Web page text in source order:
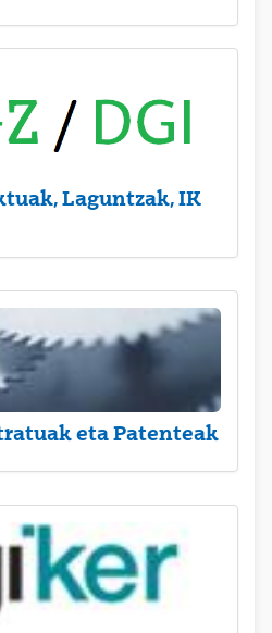
Laguntzak, IK
eta Patenteak